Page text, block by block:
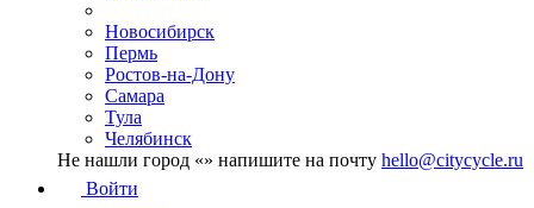
Новосибирск
Пермь
Ростов-на-Дону
Самара
Тула
Челябинск
Не нашли город «» напишите на почту hello@citycycle.ru
Войти